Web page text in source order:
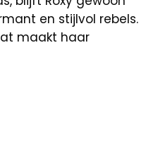
en stijlvol rebels.
maakt haar